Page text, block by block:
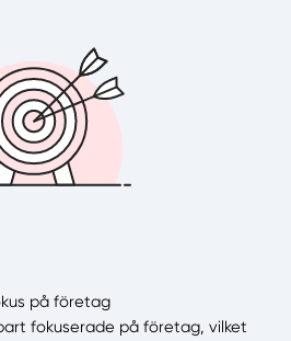
på företag
fokuserade på företag, vilket